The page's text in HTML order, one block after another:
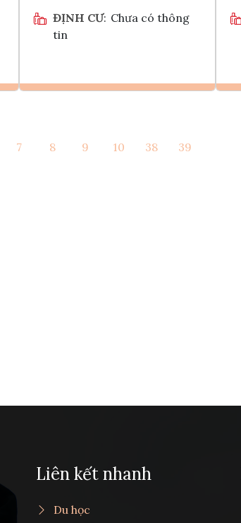
ĐỊNH CƯ: Chưa có thông
tin
Tham vấn Interlink
7 8 9 10 38 39
Liên kết nhanh
Du học